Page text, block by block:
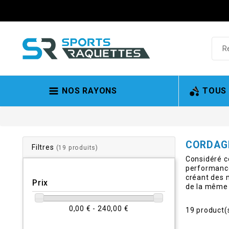
NOS RAYONS TOUS
Filtres (19 produits)
Prix
0,00 € - 240,00 €
Considéré
créant des
de la
19